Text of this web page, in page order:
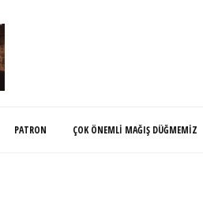
PATRON ÇOK ÖNEMLI MAĞIŞ DÜĞMEMIZ